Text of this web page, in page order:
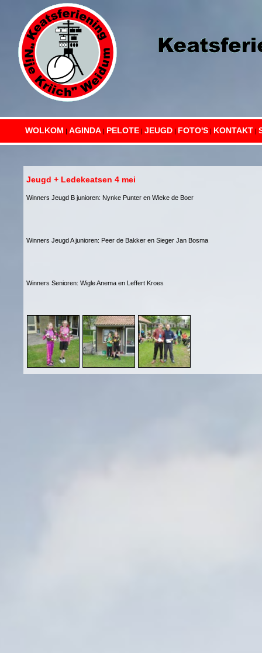
WOLKOM | AGINDA | PELOTE | JEUGD | FOTO'S | KONTAKT |
Jeugd + Ledekeatsen 4 mei
Winners Jeugd B junioren: Nynke Punter en Wieke de Boer
Winners Jeugd A junioren: Peer de Bakker en Sieger Jan Bosma
Winners Senioren: Wigle Anema en Leffert Kroes